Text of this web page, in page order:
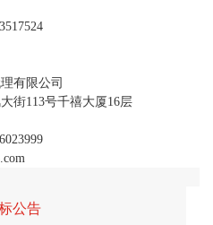
有限公司
街113号千禧大厦16层
公告